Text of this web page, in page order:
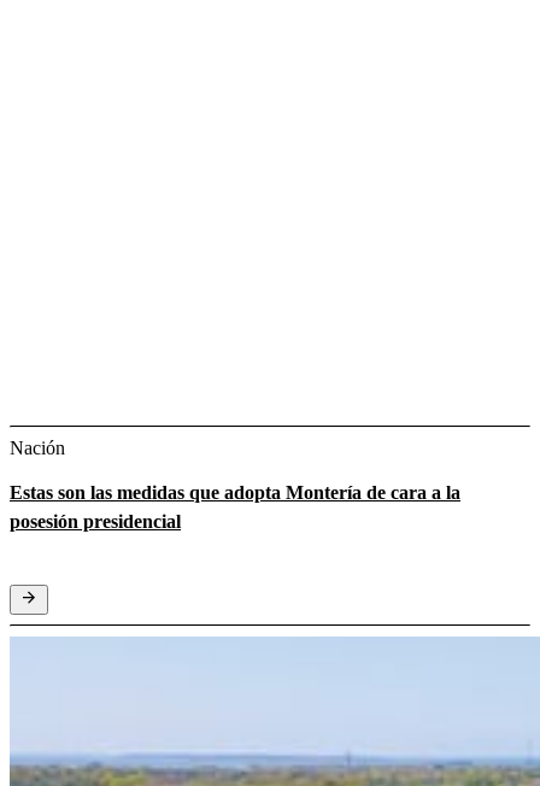
Nación
Estas son las medidas que adopta Montería de cara a la
posesión presidencial